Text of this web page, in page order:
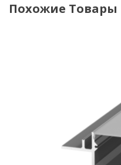
Похожие Товары